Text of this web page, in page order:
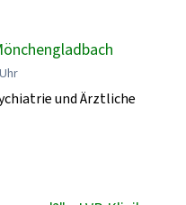
und Ärztliche